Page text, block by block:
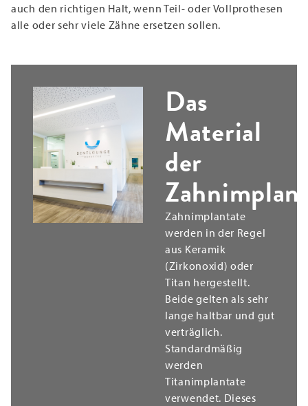
auch den richtigen Halt, wenn Teil- oder Vollprothesen
alle oder sehr viele Zähne ersetzen sollen.
Das
Material
der
Zahnimplantate
werden in der Regel
aus Keramik
(Zirkonoxid) oder
Titan hergestellt.
Beide gelten als sehr
lange haltbar und gut
verträglich.
Standardmäßig
werden
Titanimplantate
verwendet. Dieses